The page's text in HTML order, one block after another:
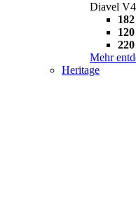
Diavel
Mehr
Heritage